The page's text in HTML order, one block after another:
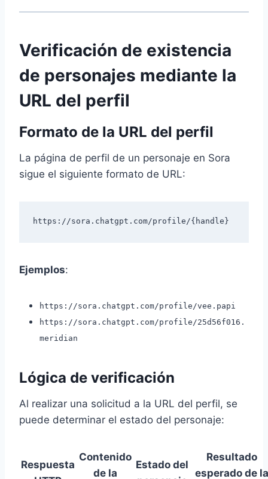
Verificación de existencia
de personajes mediante la
URL del perfil
Formato de la URL del perfil
La página de perfil de un personaje en Sora
sigue el siguiente formato de URL:
Ejemplos:
https://sora.chatgpt.com/profile/vee.papi
https://sora.chatgpt.com/profile/25d56f016.
meridian
Lógica de verificación
Al realizar una solicitud a la URL del perfil, se
puede determinar el estado del personaje:
Respuesta
Contenido
de la
Estado del
Resultado
esperado de la